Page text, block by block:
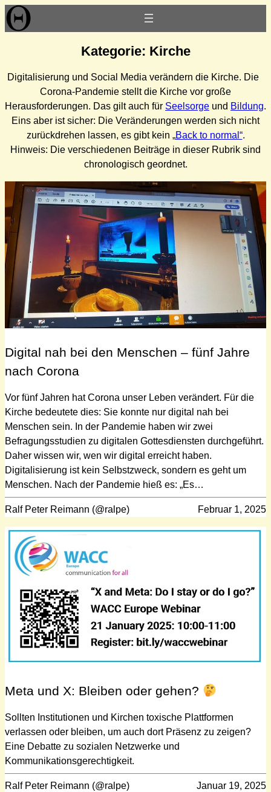
Zum
Inhalt
Kategorie: Kirche
Digitalisierung und Social Media verändern die Kirche. Die
Corona-Pandemie stellt die Kirche vor große
Herausforderungen. Das gilt auch für Seelsorge und Bildung.
Eins aber ist sicher: Die Veränderungen werden sich nicht
zurückdrehen lassen, es gibt kein „Back to normal“.
Hinweis: Die verschiedenen Beiträge in dieser Rubrik sind
chronologisch geordnet.
Digital nah bei den Menschen – fünf Jahre
nach Corona
Vor fünf Jahren hat Corona unser Leben verändert. Für die
Kirche bedeutete dies: Sie konnte nur digital nah bei
Menschen sein. In der Pandemie haben wir zwei
Befragungsstudien zu digitalen Gottesdiensten durchgeführt.
Daher wissen wir, wen wir digital erreicht haben.
Digitalisierung ist kein Selbstzweck, sondern es geht um
Menschen. Nach der Pandemie hieß es: „Es…
Ralf Peter Reimann (@ralpe) Februar 1, 2025
Meta und X: Bleiben oder gehen?
Sollten Institutionen und Kirchen toxische Plattformen
verlassen oder bleiben, um auch dort Präsenz zu zeigen?
Eine Debatte zu sozialen Netzwerke und
Kommunikationsgerechtigkeit.
Ralf Peter Reimann (@ralpe) Januar 19, 2025